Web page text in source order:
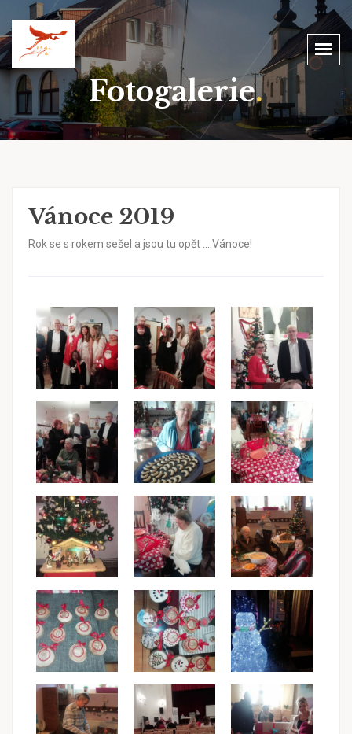
Fotogalerie.
Vánoce 2019
Rok se s rokem sešel a jsou tu opět ....Vánoce!